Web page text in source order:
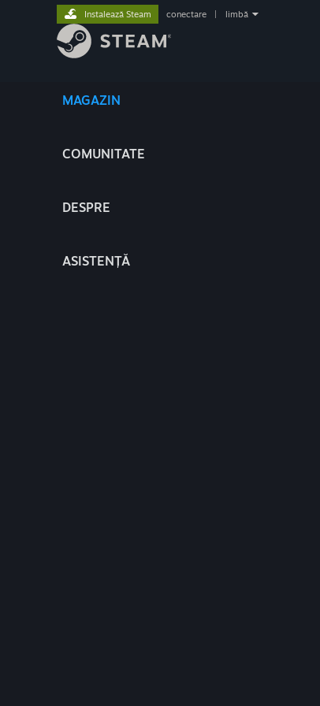
MAGAZIN
COMUNITATE
DESPRE
ASISTENȚĂ
Instalează Steam conectare limbă